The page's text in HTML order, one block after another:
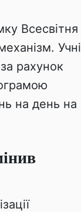
Всесвітня
Учні
за рахунок
на день на